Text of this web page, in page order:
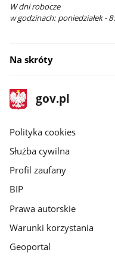
W dni robocze
w godzinach: poniedziałek -
Na skróty
stopka
gov.pl
Strona
gov.pl
gov.pl
Polityka cookies
Służba cywilna
Profil zaufany
BIP
Prawa autorskie
Warunki korzystania
Geoportal